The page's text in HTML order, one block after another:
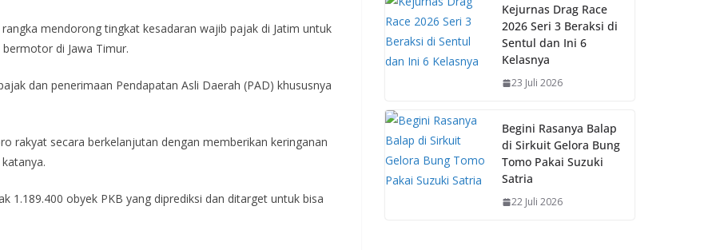
mendorong tingkat kesadaran wajib pajak di Jatim untuk
di Jawa Timur.
dan penerimaan Pendapatan Asli Daerah (PAD) khususnya
rakyat secara berkelanjutan dengan memberikan keringanan
1.189.400 obyek PKB yang diprediksi dan ditarget untuk bisa
Kejurnas Drag Race
2026 Seri 3 Beraksi di
Sentul dan Ini 6
Kelasnya
23 Juli 2026
Begini Rasanya Balap
di Sirkuit Gelora Bung
Tomo Pakai Suzuki
Satria
22 Juli 2026